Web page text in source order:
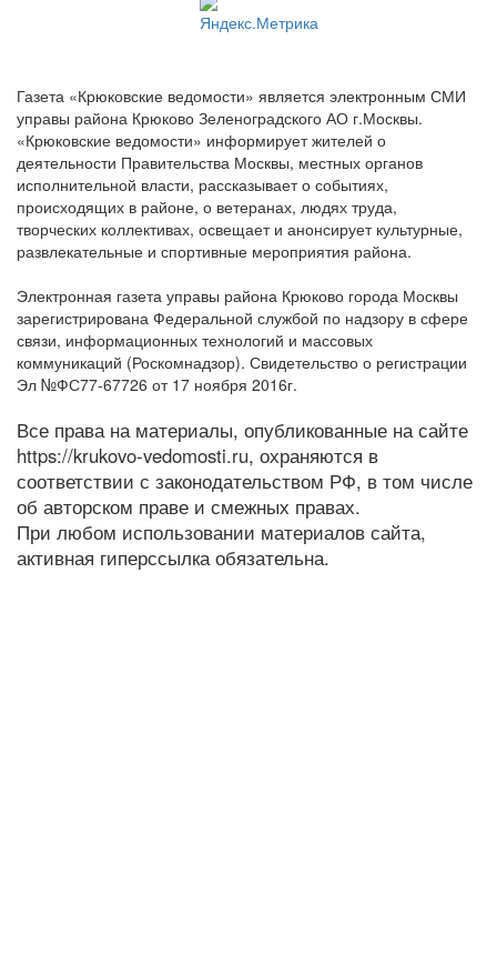
Газета «Крюковские ведомости» является электронным СМИ
управы района Крюково Зеленоградского АО г.Москвы.
«Крюковские ведомости» информирует жителей о
деятельности Правительства Москвы, местных органов
исполнительной власти, рассказывает о событиях,
происходящих в районе, о ветеранах, людях труда,
творческих коллективах, освещает и анонсирует культурные,
развлекательные и спортивные мероприятия района.
Электронная газета управы района Крюково города Москвы
зарегистрирована Федеральной службой по надзору в сфере
связи, информационных технологий и массовых
коммуникаций (Роскомнадзор). Свидетельство о регистрации
Эл №ФС77-67726 от 17 ноября 2016г.
Все права на материалы, опубликованные на сайте
https://krukovo-vedomosti.ru, охраняются в
соответствии с законодательством РФ, в том числе
об авторском праве и смежных правах.
При любом использовании материалов сайта,
активная гиперссылка обязательна.